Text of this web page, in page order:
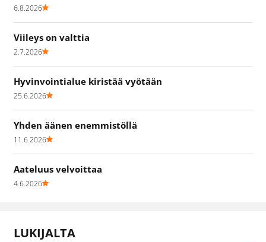
6.8.2026
Viileys on valttia
2.7.2026
Hyvinvointialue kiristää vyötään
25.6.2026
Yhden äänen enemmistöllä
11.6.2026
Aateluus velvoittaa
4.6.2026
LUKIJALTA